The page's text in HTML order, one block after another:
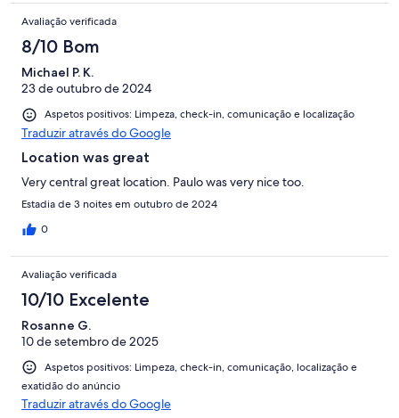
Avaliação verificada
8/10 Bom
Michael P. K.
23 de outubro de 2024
Aspetos positivos: Limpeza, check-in, comunicação e localização
Traduzir através do Google
Location was great
Very central great location. Paulo was very nice too.
Estadia de 3 noites em outubro de 2024
0
Avaliação verificada
10/10 Excelente
Rosanne G.
10 de setembro de 2025
Aspetos positivos: Limpeza, check-in, comunicação, localização e
exatidão do anúncio
Traduzir através do Google